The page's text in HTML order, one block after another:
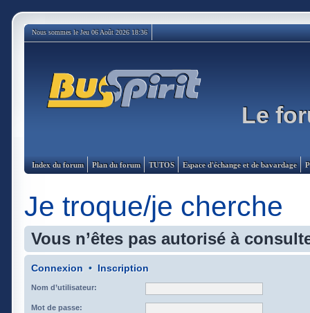
Nous sommes le Jeu 06 Août 2026 18:36
Le
Index du forum Plan du forum TUTOS Espace d'échange et de bavardage
Je troque/je cherche
Vous n’êtes pas autorisé à
Connexion • Inscription
Nom d’utilisateur:
Mot de passe: